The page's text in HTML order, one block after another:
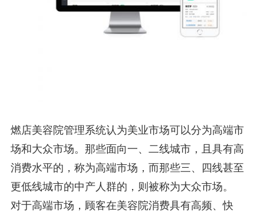
燃店美容院管理系统认为美业市场可以分为高端市
场和大众市场。那些面向一、二线城市，且具有高
消费水平的，称为高端市场，而那些三、四线甚至
更低线城市的中产人群的，则被称为大众市场。
对于高端市场，顾客在美容院消费具有高频、快